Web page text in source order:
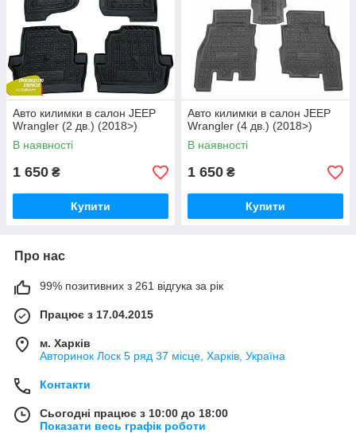
Авто килимки в салон JEEP
Wrangler (2 дв.) (2018>)
В наявності
1 650 ₴
Купити
Авто килимки в салон JEEP
Wrangler (4 дв.) (2018>)
В наявності
1 650 ₴
Купити
Про нас
99% позитивних з 261 відгука за рік
Працює з 17.04.2015
м. Харків
Авторинок Лоск 5 ряд 37 місце, Харків, Україна
Контакти
Сьогодні працює з 10:00 до 18:00
Показати весь графік роботи